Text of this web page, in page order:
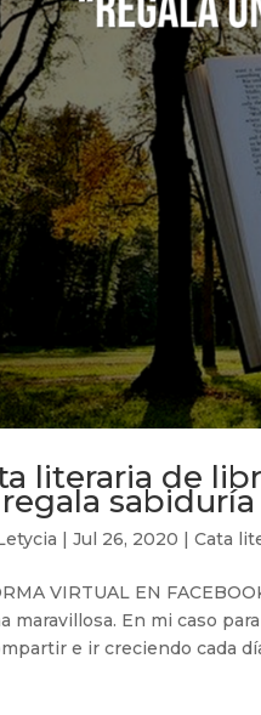
literaria de
sabiduría
|Jul 26, 2020 |Cata
VIRTUAL EN
maravillosa. En mi caso
e ir creciendo cada